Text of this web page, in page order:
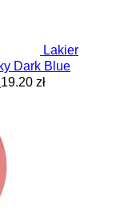
Lakier
Dark Blue
19.20 zł